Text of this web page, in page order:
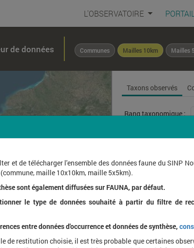
L'OBSERVATOIRE
de données Communes Mailles 10km Mailles
Taxons observés
Rang taxonomique :
et de télécharger l'ensemble des données faune du SINP
maille 10x10km, maille 5x5km).
sont également diffusées sur FAUNA, par défaut.
le type de données souhaité à partir du filtre de
entre données d'occurrence et données de synthèse,
de restitution choisie, il est très probable que certaines